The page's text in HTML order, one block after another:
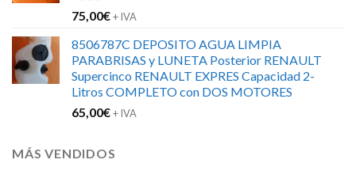
75,00€+ IVA
8506787C DEPOSITO AGUA LIMPIA
PARABRISAS y LUNETA Posterior RENAULT
Supercinco RENAULT EXPRES Capacidad 2-
Litros COMPLETO con DOS MOTORES
65,00€+ IVA
MÁS VENDIDOS